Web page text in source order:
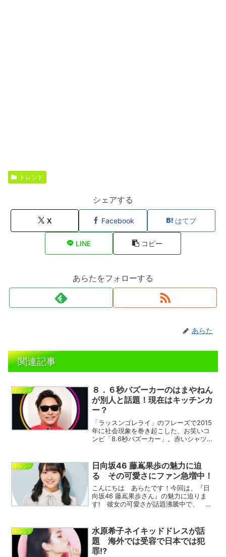
トレンド
シェアする
X Facebook はてブ
LINE コピー
あらたをフォローする
あらた
関連記事
トレンド
８．６秒バズーカーのはまやねん
が別人と話題！現在はキッチンカ
ー？
「ラッスンゴレライ」のフレーズで2015
年に社会現象を巻き起こした、お笑いコ
ンビ「8.6秒バズーカー」。赤いシャツに
近、SNSやネットニュースで目にする
「はまやねん」さ...
トレンド
日向坂46 藤嶌果歩の魅力に迫
る その可愛さにファン急増中！
こんにちは あらたです！今回は、『日
向坂46 藤嶌果歩さん』の魅力に迫りま
す! 彼女の可愛さが話題沸騰中で、 フ
に、 あなたもきっと虜になるはずで
す！それでは早速いってみ...
トレンド
水原希子ネイキッドドレスが話
題 海外では受容で日本では犯
罪⁉